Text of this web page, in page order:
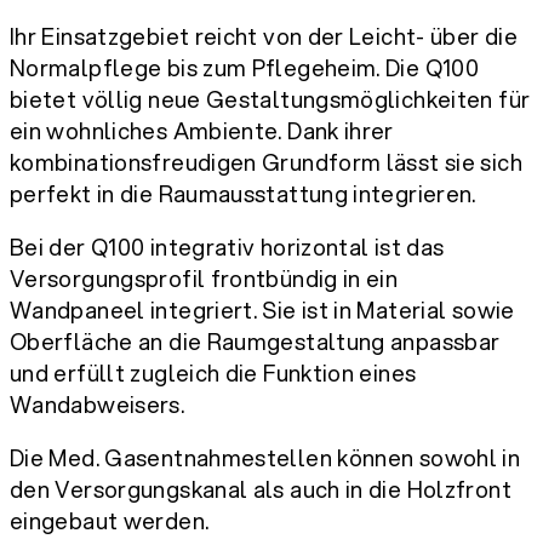
Ihr Einsatzgebiet reicht von der Leicht- über die
Normalpflege bis zum Pflegeheim. Die Q100
bietet völlig neue Gestaltungsmöglichkeiten für
ein wohnliches Ambiente. Dank ihrer
kombinationsfreudigen Grundform lässt sie sich
perfekt in die Raumausstattung integrieren.
Bei der Q100 integrativ horizontal ist das
Versorgungsprofil frontbündig in ein
Wandpaneel integriert. Sie ist in Material sowie
Oberfläche an die Raumgestaltung anpassbar
und erfüllt zugleich die Funktion eines
Wandabweisers.
Die Med. Gasentnahmestellen können sowohl in
den Versorgungskanal als auch in die Holzfront
eingebaut werden.